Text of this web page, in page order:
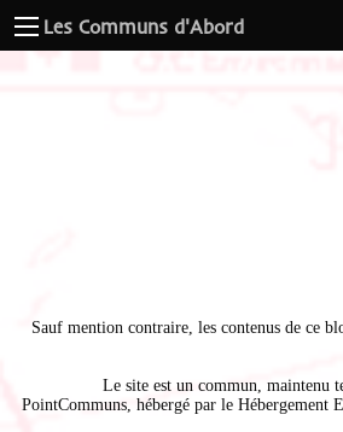
Les Communs d'Abord
Sauf mention contraire, les contenus de ce
Le site est un commun, maintenu
PointCommuns , hébergé par le Hébergement